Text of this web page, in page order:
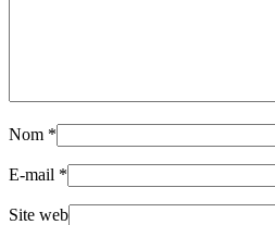
Nom *
E-mail *
Site web